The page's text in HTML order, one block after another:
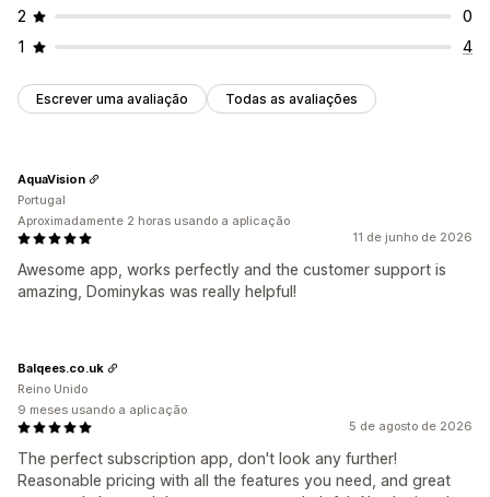
2
0
1
4
Escrever uma avaliação Todas as avaliações
11 de junho de 2026
Awesome app, works perfectly and the customer support is
amazing, Dominykas was really helpful!
AquaVision
Portugal
Aproximadamente 2 horas usando a aplicação
5 de agosto de 2026
The perfect subscription app, don't look any further!
Reasonable pricing with all the features you need, and great
Balqees.co.uk
Reino Unido
9 meses usando a aplicação